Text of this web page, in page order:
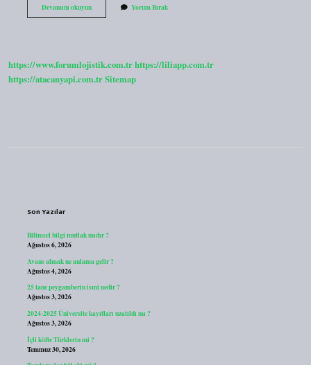
Devamını okuyunEmekliliğe
Esas
Yorum Bırak
https://www.forumlojistik.com.trhttps://liliapp.com.tr
https://atacanyapi.com.trSitemap
Son Yazılar
Bilimsel bilgi mutlak mıdır ?
Ağustos 6, 2026
Avans almak ne anlama gelir ?
Ağustos 4, 2026
25 tane peygamberin ismi nedir ?
Ağustos 3, 2026
2024-2025 Üniversite kayıtları uzatıldı mı ?
Ağustos 3, 2026
İçli köfte Türklerin mi ?
Temmuz 30, 2026